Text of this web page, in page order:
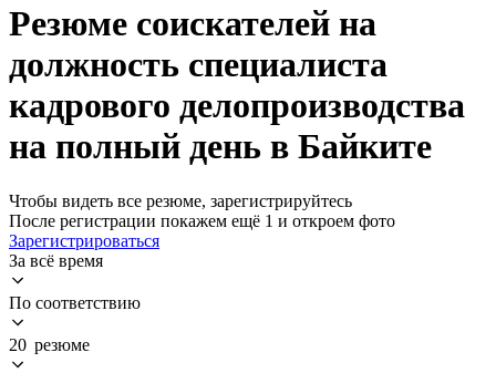
Резюме соискателей на
должность специалиста
кадрового делопроизводства
на полный день в Байките
Чтобы видеть все резюме, зарегистрируйтесь
После регистрации покажем ещё 1 и откроем фото
Зарегистрироваться
За всё время
По соответствию
20 резюме